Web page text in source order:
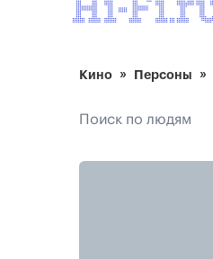
Кино Персоны
Поиск по людям